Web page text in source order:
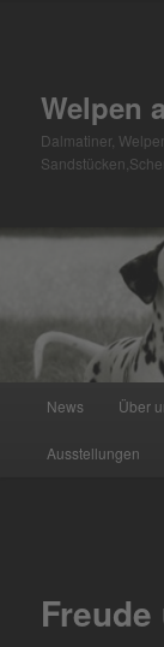
Welpen
Dalmatiner,
News Über
Ausstellungen